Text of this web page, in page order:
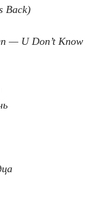
Back)
— U Don’t Know